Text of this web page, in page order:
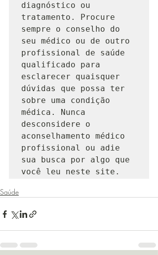
diagnóstico ou
tratamento. Procure
sempre o conselho do
seu médico ou de outro
profissional de saúde
qualificado para
esclarecer quaisquer
dúvidas que possa ter
sobre uma condição
médica. Nunca
desconsidere o
aconselhamento médico
profissional ou adie
sua busca por algo que
você leu neste site.
Saúde